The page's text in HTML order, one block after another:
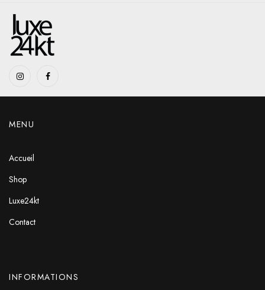
MENU
Accueil
Shop
Luxe24kt
Contact
INFORMATIONS